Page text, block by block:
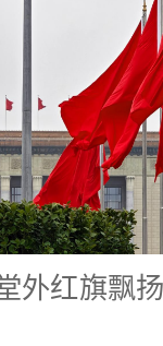
红旗飘扬